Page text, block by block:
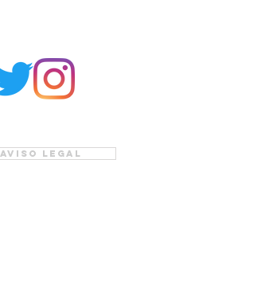
Aviso legal